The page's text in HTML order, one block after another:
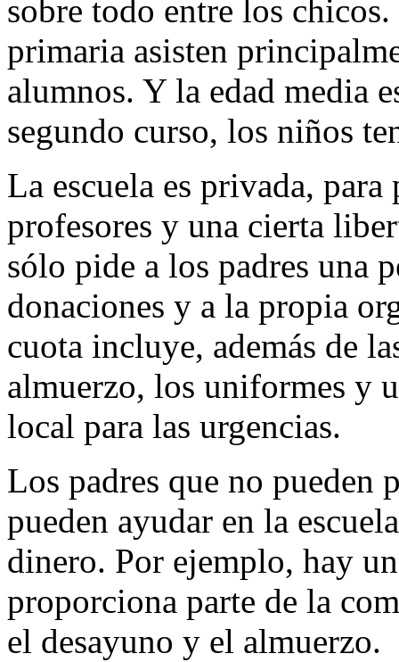
sobre todo entre los
primaria asisten
alumnos. Y la edad media
segundo curso, los niños
La escuela es privada,
profesores y una cierta
sólo pide a los padres una
donaciones y a la propia
cuota incluye, además de
almuerzo, los uniformes y
local para las urgencias.
Los padres que no pueden
pueden ayudar en la
dinero. Por ejemplo, hay
proporciona parte de la
el desayuno y el almuerzo.